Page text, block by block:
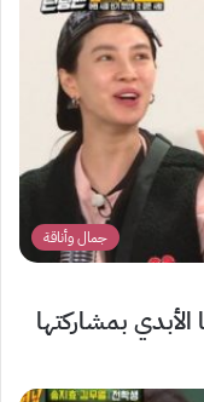
جمال وأناقة
بمشاركتها